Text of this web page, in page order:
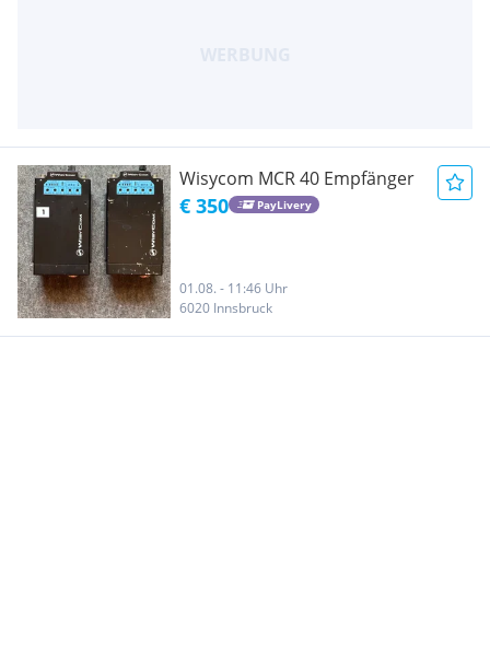
Wisycom MCR 40 Empfänger
€ 350 PayLivery
01.08. - 11:46 Uhr
6020 Innsbruck